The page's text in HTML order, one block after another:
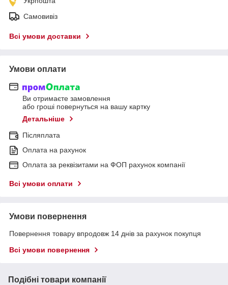
Самовивіз
Всі умови доставки
Умови оплати
Ви отримаєте замовлення
або гроші повернуться на вашу картку
Детальніше
Післяплата
Оплата на рахунок
Оплата за реквізитами на ФОП рахунок компанії
Всі умови оплати
Умови повернення
Повернення товару впродовж 14 днів за рахунок покупця
Всі умови повернення
Подібні товари компанії